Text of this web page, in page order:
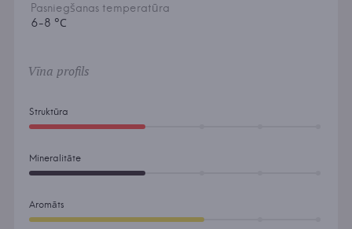
Pasniegšanas temperatūra
6-8 °С
Vīna profils
Struktūra
Mineralitāte
Aromāts